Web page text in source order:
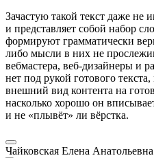
Зачастую такой текст даже не
и представляет собой набор
формируют грамматически
либо мысли в них не
вебмастера, веб-дизайнеры и
нет под рукой готового
внешний вид контента на
насколько хорошо он
и не «плывёт» ли вёрстка.
Чайковская Елена Анатольевна